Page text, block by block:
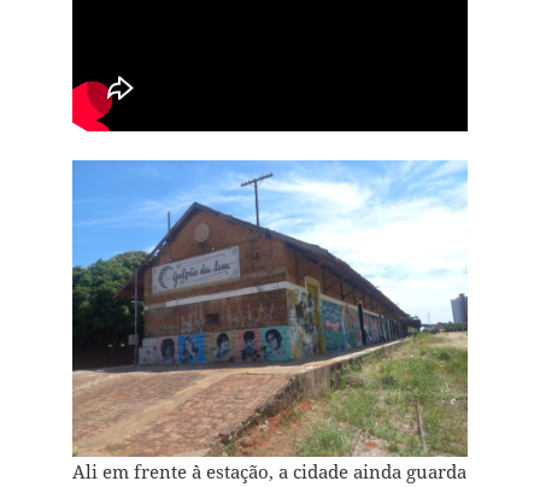
Ali em frente `à estação, a cidade ainda guarda